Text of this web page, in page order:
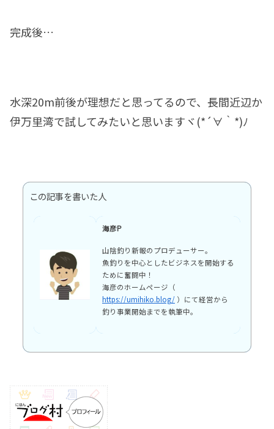
完成後…
水深20m前後が理想だと思ってるので、長間近辺か
伊万里湾で試してみたいと思いますヾ(*´∀｀*)ﾉ
この記事を書いた人
海彦P
山陰釣り新報のプロデューサー。
魚釣りを中心としたビジネスを開始する
ために奮闘中！
海彦のホームページ（
https://umihiko.blog/ ）にて経営から
釣り事業開始までを執筆中。